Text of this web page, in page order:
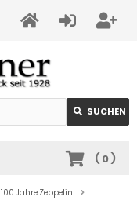
SUCHEN
( 0)
100 Jahre Zeppelin